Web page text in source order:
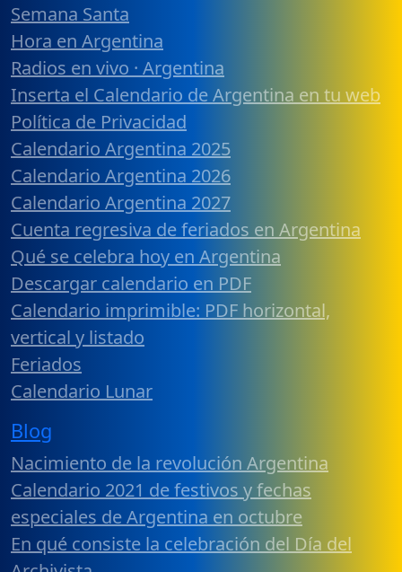
Semana Santa
Hora en Argentina
Radios en vivo · Argentina
Inserta el Calendario de Argentina en tu web
Política de Privacidad
Calendario Argentina 2025
Calendario Argentina 2026
Calendario Argentina 2027
Cuenta regresiva de feriados en Argentina
Qué se celebra hoy en Argentina
Descargar calendario en PDF
Calendario imprimible: PDF horizontal,
vertical y listado
Feriados
Calendario Lunar
Blog
Nacimiento de la revolución Argentina
Calendario 2021 de festivos y fechas
especiales de Argentina en octubre
En qué consiste la celebración del Día del